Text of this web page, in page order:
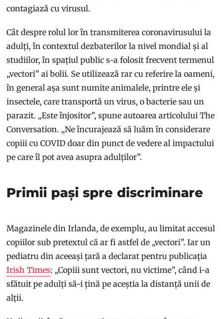
contagiază cu virusul.
Cât despre rolul lor în transmiterea coronavirusului la
adulți, în contextul dezbaterilor la nivel mondial și al
studiilor, în spațiul public s-a folosit frecvent termenul
„vectori” ai bolii. Se utilizează rar cu referire la oameni,
în general așa sunt numite animalele, printre ele și
insectele, care transportă un virus, o bacterie sau un
parazit. „Este înjositor”, spune autoarea articolului The
Conversation. „Ne încurajează să luăm în considerare
copiii cu COVID doar din punct de vedere al impactului
pe care îl pot avea asupra adulților”.
Primii pași spre discriminare
Magazinele din Irlanda, de exemplu, au limitat accesul
copiilor sub pretextul că ar fi astfel de „vectori”. Iar un
pediatru din aceeași țară a declarat pentru publicația
Irish Times: „Copiii sunt vectori, nu victime”, când i-a
sfătuit pe adulți să-i țină pe aceștia la distanță unii de
alții.